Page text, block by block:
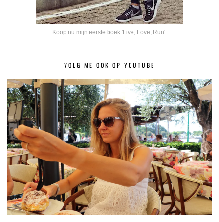
Koop nu mijn eerste boek 'Live, Love, Run'.
VOLG ME OOK OP YOUTUBE